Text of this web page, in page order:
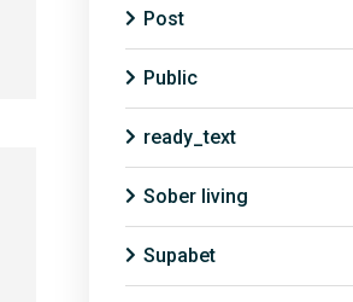
Post
Public
ready_text
Sober living
Supabet